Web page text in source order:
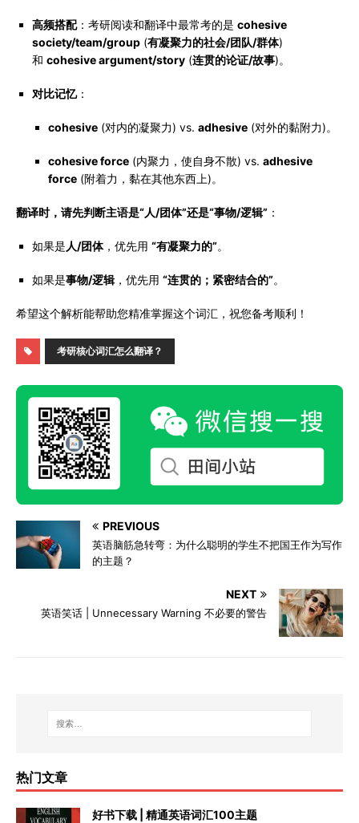
高频搭配：考研阅读和翻译中最常考的是 cohesive
society/team/group (有凝聚力的社会/团队/群体)
和 cohesive argument/story (连贯的论证/故事)。
对比记忆：
cohesive (对内的凝聚力) vs. adhesive (对外的黏附力)。
cohesive force (内聚力，使自身不散) vs. adhesive
force (附着力，黏在其他东西上)。
翻译时，请先判断主语是“人/团体”还是“事物/逻辑” ：
如果是 人/团体，优先用 “有凝聚力的”。
如果是事物/逻辑 ，优先用 “连贯的；紧密结合的”。
希望这个解析能帮助您精准掌握这个词汇，祝您备考顺利！
考研核心词汇怎么翻译？
PREVIOUS
英语脑筋急转弯：为什么聪明的学生不把国王作为写作
的主题？
NEXT
英语笑话 | Unnecessary Warning 不必要的警告
热门文章
好书下载 | 精通英语词汇100主题